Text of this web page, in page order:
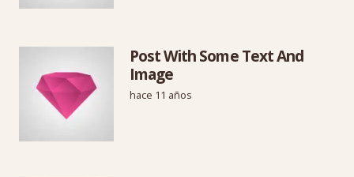
Post With Some Text And
Image
hace 11 años